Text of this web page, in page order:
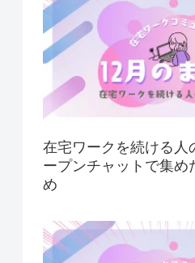
在宅ワークを続ける人
ープンチャットで集め
め